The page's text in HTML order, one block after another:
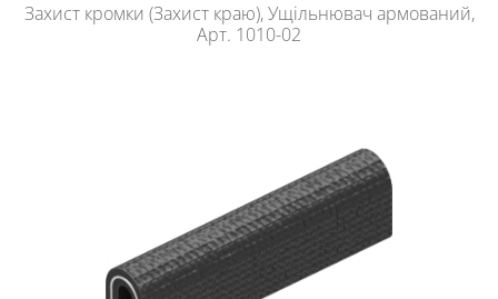
Захист кромки (Захист краю), Ущільнювач армований,
Арт. 1010-02